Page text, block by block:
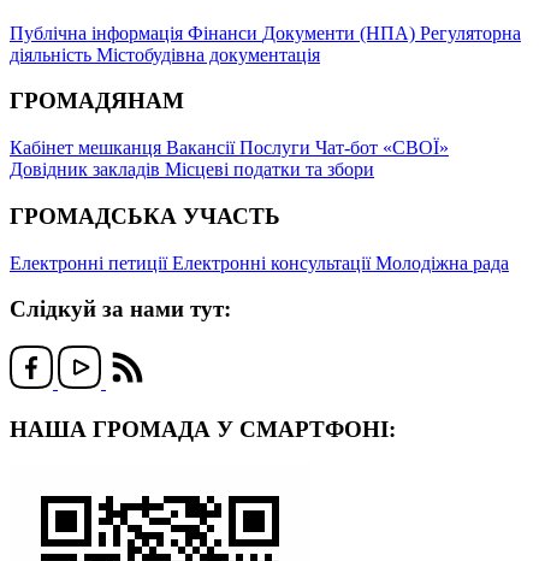
Публічна інформація Фінанси Документи (НПА) Регуляторна
діяльність Містобудівна документація
ГРОМАДЯНАМ
Кабінет мешканця ВакансіїПослуги Чат-бот «СВОЇ»
Довідник закладів Місцеві податки та збори
ГРОМАДСЬКА УЧАСТЬ
Електронні петиціїЕлектронні консультаціїМолодіжна рада
Слідкуй за нами тут:
НАША ГРОМАДА У СМАРТФОНІ: